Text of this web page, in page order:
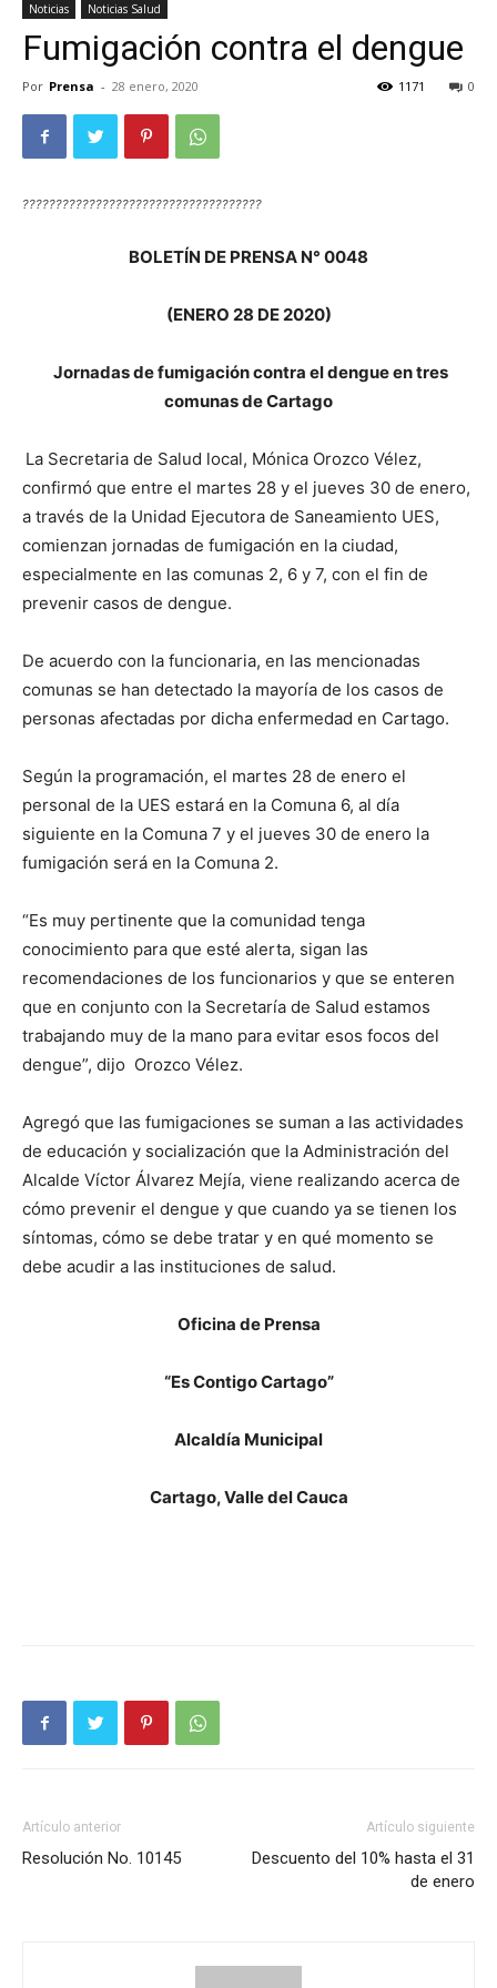
Noticias Noticias Salud
Fumigación contra el dengue
Por Prensa - 28 enero, 2020 0
1171
????????????????????????????????????
BOLETÍN DE PRENSA N° 0048
(ENERO 28 DE 2020)
Jornadas de fumigación contra el dengue en tres
comunas de Cartago
La Secretaria de Salud local, Mónica Orozco Vélez,
confirmó que entre el martes 28 y el jueves 30 de enero,
a través de la Unidad Ejecutora de Saneamiento UES,
comienzan jornadas de fumigación en la ciudad,
especialmente en las comunas 2, 6 y 7, con el fin de
prevenir casos de dengue.
De acuerdo con la funcionaria, en las mencionadas
comunas se han detectado la mayoría de los casos de
personas afectadas por dicha enfermedad en Cartago.
Según la programación, el martes 28 de enero el
personal de la UES estará en la Comuna 6, al día
siguiente en la Comuna 7 y el jueves 30 de enero la
fumigación será en la Comuna 2.
“Es muy pertinente que la comunidad tenga
conocimiento para que esté alerta, sigan las
recomendaciones de los funcionarios y que se enteren
que en conjunto con la Secretaría de Salud estamos
trabajando muy de la mano para evitar esos focos del
dengue”, dijo Orozco Vélez.
Agregó que las fumigaciones se suman a las actividades
de educación y socialización que la Administración del
Alcalde Víctor Álvarez Mejía, viene realizando acerca de
cómo prevenir el dengue y que cuando ya se tienen los
síntomas, cómo se debe tratar y en qué momento se
debe acudir a las instituciones de salud.
Oficina de Prensa
“Es Contigo Cartago”
Alcaldía Municipal
Cartago, Valle del Cauca
Artículo anterior
Resolución No. 10145
Artículo siguiente
Descuento del 10% hasta el 31
de enero